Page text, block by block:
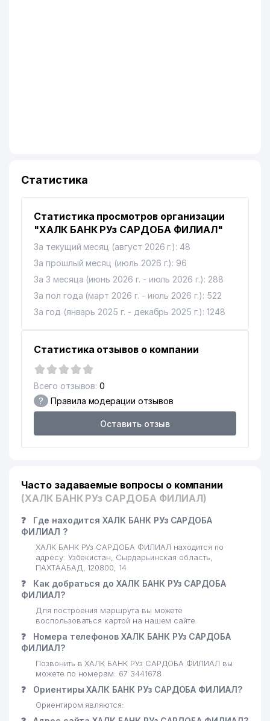
Статистика
Статистика просмотров организации
"ХАЛК БАНК РУз САРДОБА ФИЛИАЛ"
За текущий месяц (август 2026 г.): 48
За прошлый месяц (июль 2026 г.): 96
За 3 месяца (июнь 2026 г. - июль 2026 г.): 288
За пол года (март 2026 г. - июль 2026 г.): 522
За год (январь 2025 г. - декабрь 2025 г.): 1248
Статистика отзывов о компании
Всего отзывов: 0
? Правила модерации отзывов
Оставить отзыв
Часто задаваемые вопросы о компании
(ХАЛК БАНК РУз САРДОБА ФИЛИАЛ)
❓
Где находится ХАЛК БАНК РУз САРДОБА
ФИЛИАЛ ?
ХАЛК БАНК РУз САРДОБА ФИЛИАЛ находится по
адресу: Узбекистан, Сырдарьинская область,
ПАХТААБАД, 120800, 14
❓
Как добраться до ХАЛК БАНК РУз САРДОБА
ФИЛИАЛ?
Для построения маршрута вы можете
воспользоваться картой на нашем сайте
❓
Номера телефонов ХАЛК БАНК РУз САРДОБА
ФИЛИАЛ?
Позвонить в ХАЛК БАНК РУз САРДОБА ФИЛИАЛ вы
можете по номерам: 67 3441678
❓ Ориентиры ХАЛК БАНК РУз САРДОБА ФИЛИАЛ?
Ориентиром являются: